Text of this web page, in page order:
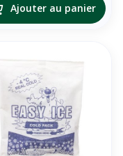
Ajouter au panier